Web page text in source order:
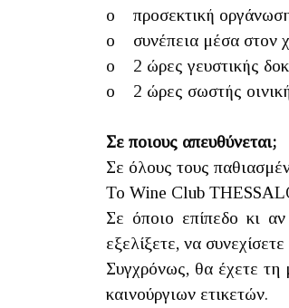
o προσεκτική
o συνέπεια μέσα στον
o 2 ώρες γευστικής
o 2 ώρες σωστής
Σε ποιους απευθύνεται;
Σε όλους τους
Το Wine Club
Σε όποιο επίπεδο κι
εξελίξετε, να
Συγχρόνως, θα έχετε τη
καινούργιων ετικετών.